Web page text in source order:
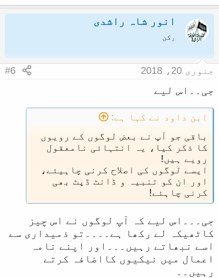
انور شاہ راشدی
رکن
جنوری 20، 2018 #6
جی۔۔اس لیے
ابن داود نے کہا ہے:
باقی جو آپ نے بعض لوگوں کے رویوں
کا ذکر کیا، یہ انتہائی نامعقول
رویے ہیں!
ایسے لوگوں کی اصلاح کرنی چاہیئے،
اور ان کو تنبیہ و ڈانٹ ڈپٹ بھی
کرنی چاہئے!
جی۔۔۔اس لیے کہ آپ لوگوں نے اس چیز
کاٹھیکہ لے رکھا ہے۔۔۔۔تو ذمیداری سے
اسے نبھاتے رہیں۔۔۔اور اپنے نامہ
اعمال میں نیکیوں کااضافہ کرتے
رہیں۔۔